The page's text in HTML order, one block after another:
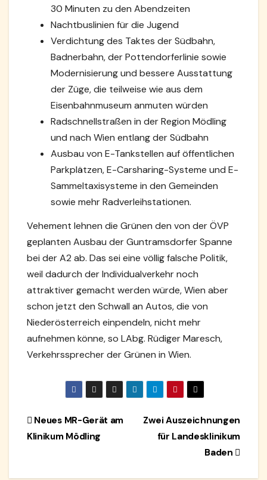
30 Minuten zu den Abendzeiten
Nachtbuslinien für die Jugend
Verdichtung des Taktes der Südbahn,
Badnerbahn, der Pottendorferlinie sowie
Modernisierung und bessere Ausstattung
der Züge, die teilweise wie aus dem
Eisenbahnmuseum anmuten würden
Radschnellstraßen in der Region Mödling
und nach Wien entlang der Südbahn
Ausbau von E-Tankstellen auf öffentlichen
Parkplätzen, E-Carsharing-Systeme und E-
Sammeltaxisysteme in den Gemeinden
sowie mehr Radverleihstationen.
Vehement lehnen die Grünen den von der ÖVP
geplanten Ausbau der Guntramsdorfer Spanne
bei der A2 ab. Das sei eine völlig falsche Politik,
weil dadurch der Individualverkehr noch
attraktiver gemacht werden würde, Wien aber
schon jetzt den Schwall an Autos, die von
Niederösterreich einpendeln, nicht mehr
aufnehmen könne, so LAbg. Rüdiger Maresch,
Verkehrssprecher der Grünen in Wien.
BeitragsnavigationZwei Auszeichnungen
für Landesklinikum
Baden
Neues MR-Gerät am
Klinikum Mödling